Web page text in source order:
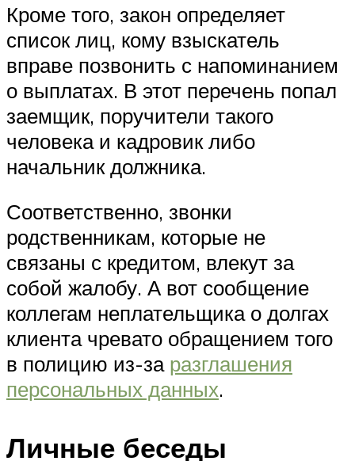
Кроме того, закон определяет
список лиц, кому взыскатель
вправе позвонить с напоминанием
о выплатах. В этот перечень попал
заемщик, поручители такого
человека и кадровик либо
начальник должника.
Соответственно, звонки
родственникам, которые не
связаны с кредитом, влекут за
собой жалобу. А вот сообщение
коллегам неплательщика о долгах
клиента чревато обращением того
в полицию из-за разглашения
персональных данных.
Личные беседы